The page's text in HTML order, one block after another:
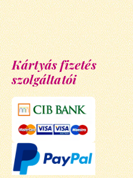
Kártyás fizetés
szolgáltatói